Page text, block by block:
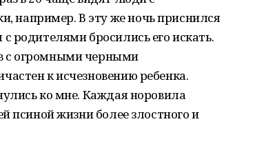
например. В эту же ночь приснился
родителями бросились его искать.
с огромными черными
к исчезновению ребенка.
ко мне. Каждая норовила
псиной жизни более злостного и